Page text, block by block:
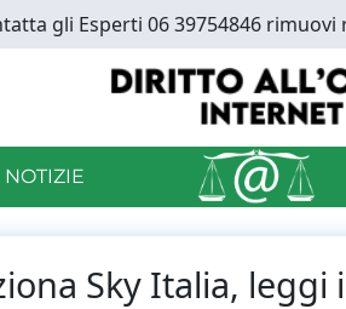
gli Esperti 06 39754846
Sky Italia, leggi